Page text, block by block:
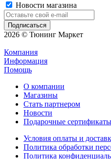
Новости магазина
2026 © Тюнинг Маркет
Компания
Информация
Помощь
О компании
Магазины
Стать партнером
Новости
Подарочные сертификаты
Условия оплаты и
Политика обработки
Политика